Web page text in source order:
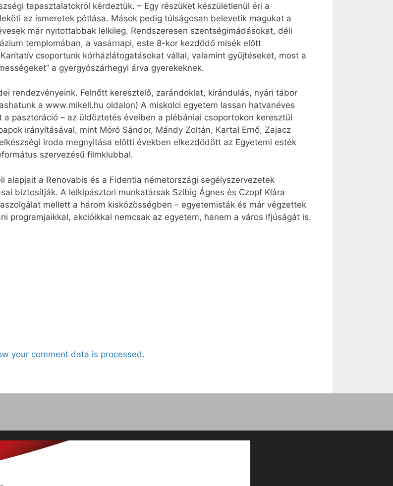
tapasztalatokról kérdeztük. – Egy részüket készületlenül éri a
az ismeretek pótlása. Mások pedig túlságosan belevetik magukat a
már nyitottabbak lelkileg. Rendszeresen szentségimádásokat, déli
templomában, a vasárnapi, este 8-kor kezdődő misék előtt
csoportunk kórházlátogatásokat vállal, valamint gyűjtéseket, most a
a gyergyószárhegyi árva gyerekeknek.
rendezvényeink. Felnőtt keresztelő, zarándoklat, kirándulás, nyári tábor
a www.mikell.hu oldalon) A miskolci egyetem lassan hatvanéves
pasztoráció – az üldöztetés éveiben a plébániai csoportokon keresztül
irányításával, mint Móró Sándor, Mándy Zoltán, Kartal Ernő, Zajacz
iroda megnyitása előtti években elkezdődött az Egyetemi esték
szervezésű filmklubbal.
alapjait a Renovabis és a Fidentia németországi segélyszervezetek
biztosítják. A lelkipásztori munkatársak Szibig Ágnes és Czopf Klára
mellett a három kisközösségben – egyetemisták és már végzettek
programjaikkal, akcióikkal nemcsak az egyetem, hanem a város ifjúságát is.
your comment data is processed.